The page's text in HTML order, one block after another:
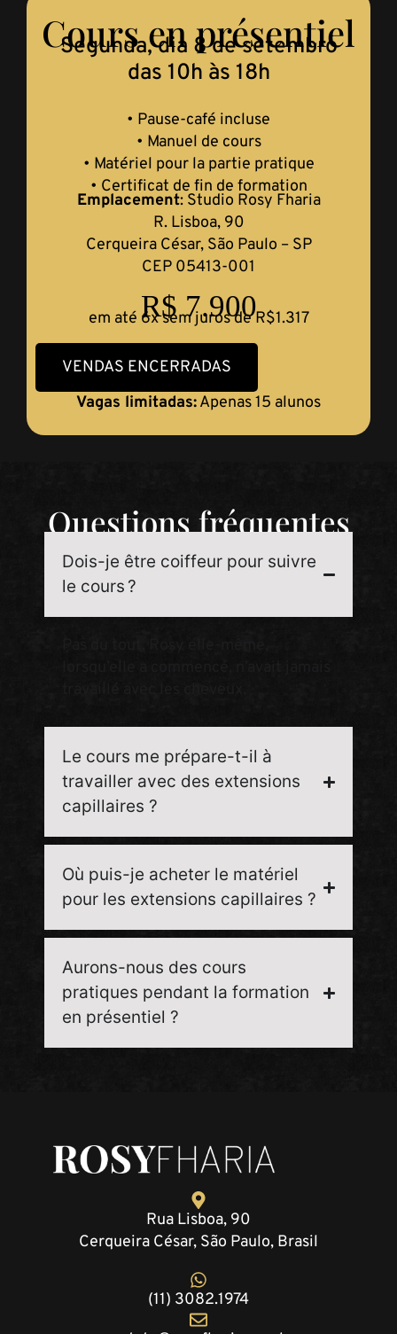
Cours en présentiel
Segunda, dia 8 de setembro
das 10h às 18h
• Pause-café incluse
• Manuel de cours
• Matériel pour la partie pratique
• Certificat de fin de formation
Emplacement: Studio Rosy Fharia
R. Lisboa, 90
Cerqueira César, São Paulo – SP
CEP 05413-001
R$ 7.900
em até 6x sem juros de R$1.317
VENDAS ENCERRADAS
Vagas limitadas:Apenas 15 alunos
Questions fréquentes
Dois-je être coiffeur pour suivre
le cours ?
Le cours me prépare-t-il à
travailler avec des extensions
capillaires ?
Où puis-je acheter le matériel
pour les extensions capillaires ?
Aurons-nous des cours
pratiques pendant la formation
en présentiel ?
Rua Lisboa, 90
Cerqueira César, São Paulo, Brasil
(11) 3082.1974